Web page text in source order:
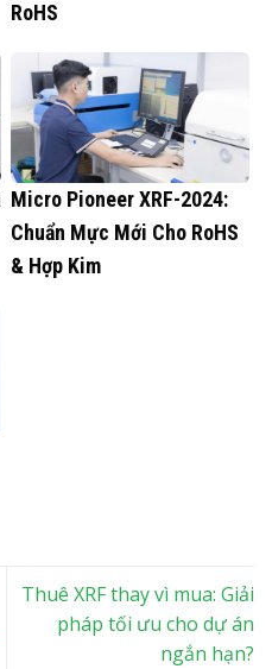
RoHS
Micro Pioneer XRF-2024:
Chuẩn Mực Mới Cho RoHS
& Hợp Kim
Thuê XRF thay vì mua: Giải
pháp tối ưu cho dự án
ngắn hạn?